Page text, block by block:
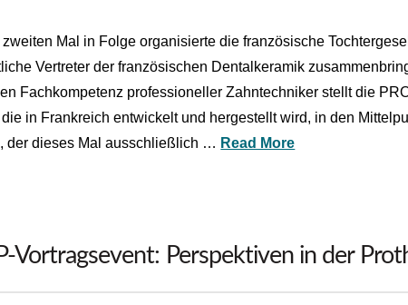
Mal in Folge organisierte die französische
Vertreter der französischen Dentalkeramik
Fachkompetenz professioneller Zahntechniker stellt die
in Frankreich entwickelt und hergestellt wird, in den
der dieses Mal ausschließlich … Read More
Vortragsevent: Perspektiven in der